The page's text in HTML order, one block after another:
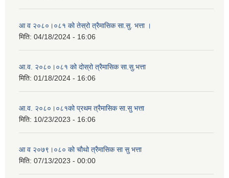
आ व २०८०।०८१ को तेस्रो त्रैमासिक सा.सु. भत्ता ।
मिति: 04/18/2024 - 16:06
आ.व. २०८०।०८१ को दोस्रो त्रैमासिक सा.सु.भत्ता
मिति: 01/18/2024 - 16:06
आ.व. २०८०।०८१को प्रथम त्रैमासिक सा.सु भत्ता
मिति: 10/23/2023 - 16:06
आ व २०७९।०८० को चौथो त्रैमासिक सा सु भत्ता
मिति: 07/13/2023 - 00:00